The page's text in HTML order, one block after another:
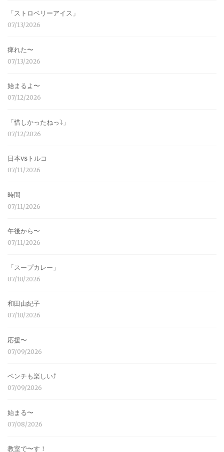
「ストロベリーアイス」
07/13/2026
痺れた〜
07/13/2026
始まるよ〜
07/12/2026
「惜しかったねっ⤵︎」
07/12/2026
日本vsトルコ
07/11/2026
時間
07/11/2026
午後から〜
07/11/2026
「スープカレー」
07/10/2026
和田由紀子
07/10/2026
応援〜
07/09/2026
ベンチも楽しい⤴︎
07/09/2026
始まる〜
07/08/2026
教室で〜す！